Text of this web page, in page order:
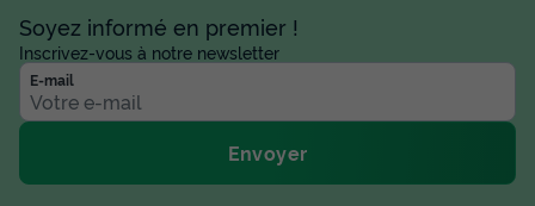
Soyez informé en premier !
Inscrivez-vous à notre newsletter
E-mail
Envoyer